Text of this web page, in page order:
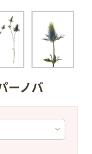
ーノバ